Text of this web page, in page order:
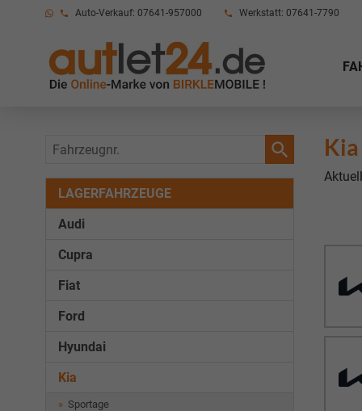
Auto-Verkauf: 07641-957000 Werkstatt: 07641-7790
Kia
Fahrzeugnr.
LAGERFAHRZEUGE
Audi
Cupra
Fiat
Ford
Hyundai
Kia
Sportage